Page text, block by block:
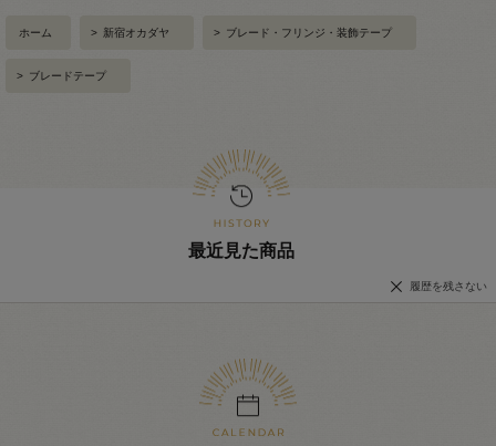
ホーム > 新宿オカダヤ > ブレード・フリンジ・装飾テープ
> ブレードテープ
最近見た商品
履歴を残さない